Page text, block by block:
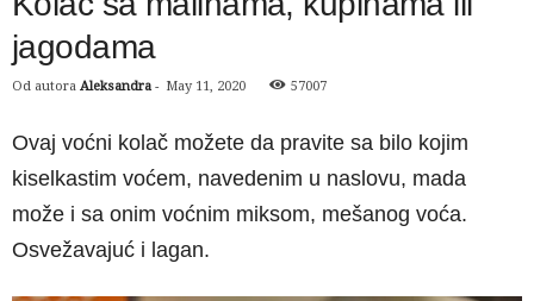
jagodama
Od autora Aleksandra - May 11, 2020 57007
Ovaj voćni kolač možete da pravite sa bilo kojim
kiselkastim voćem, navedenim u naslovu, mada
može i sa onim voćnim miksom, mešanog voća.
Osvežavajuć i lagan.